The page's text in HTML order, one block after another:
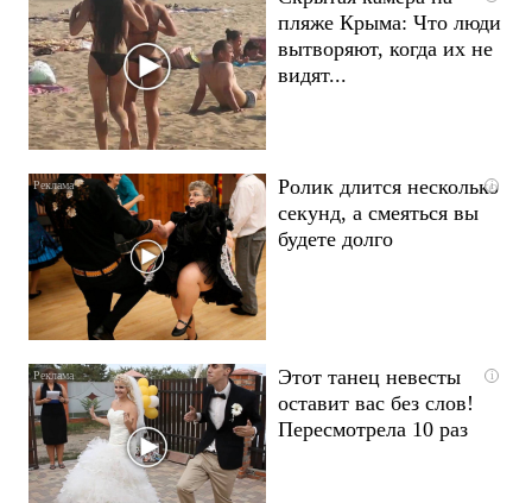
пляже Крыма: Что люди
вытворяют, когда их не
видят...
i
Ролик длится несколько
секунд, а смеяться вы
будете долго
i
Этот танец невесты
оставит вас без слов!
Пересмотрела 10 раз